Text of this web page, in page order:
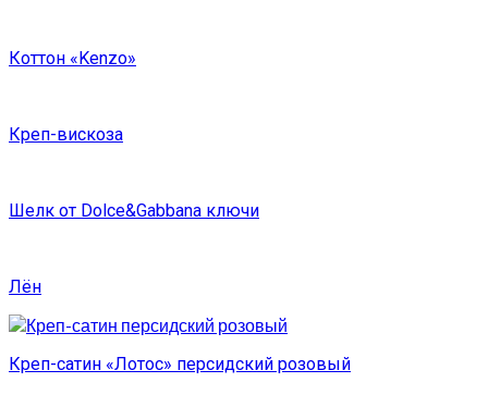
Коттон «Kenzo»
Креп-вискоза
Шелк от Dolce&Gabbana ключи
Лён
Креп-сатин «Лотос» персидский розовый